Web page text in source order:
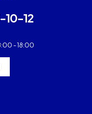
10-12
- 18:00